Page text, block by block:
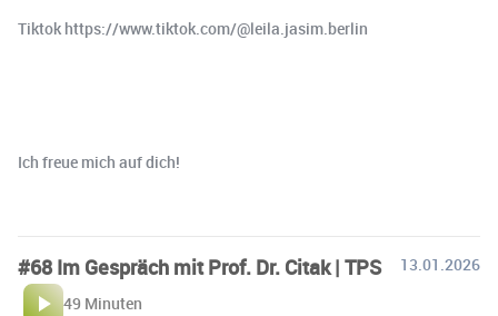
Tiktok ⁠https://www.tiktok.com/@leila.jasim.berlin⁠
Ich freue mich auf dich!
#68 Im Gespräch mit Prof. Dr. Citak | TPS
13.01.2026
49 Minuten